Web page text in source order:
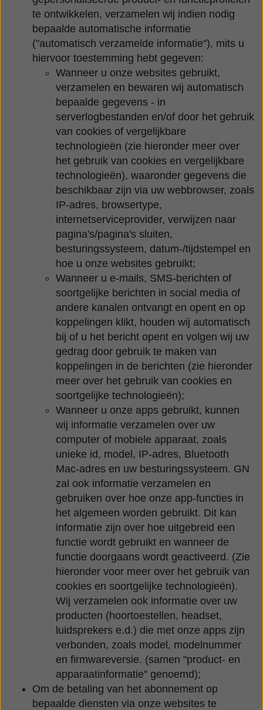
te ontwikkelen, verzamelen wij indien nodig
bepaalde automatische informatie
("automatisch verzamelde informatie"), mits u
hiervoor toestemming hebt gegeven:
Wanneer u onze websites gebruikt,
verzamelen en bewaren wij automatisch
bepaalde gegevens - in
serverlogbestanden en/of door het gebruik
van cookies of vergelijkbare
technologieën (zie hieronder meer over
het gebruik van cookies en vergelijkbare
technologieën), waaronder gegevens die
beschikbaar zijn via uw webbrowser, zoals
IP-adres, browsertype,
internetserviceprovider, verwijzen naar
pagina's/pagina's sluiten,
besturingssysteem, datum-/tijdstempel en
hoe u onze websites gebruikt;
Wanneer u e-mails, SMS-berichten of
soortgelijke berichten in social media of
andere kanalen ontvangt en opent en op
koppelingen klikt, houden wij automatisch
bij of u het bericht opent en volgen wij uw
gedrag door gebruik te maken van
koppelingen in de berichten (zie hieronder
meer over het gebruik van cookies en
soortgelijke technologieën);
Wanneer u onze apps gebruikt, kunnen
wij informatie verzamelen over uw
computer of mobiele apparaat, zoals
unieke id, model, IP-adres, Bluetooth
Mac-adres en uw besturingssysteem. GN
zal ook informatie verzamelen en
gebruiken over hoe onze app-functies in
het algemeen worden gebruikt. Dit kan
informatie zijn over hoe uitgebreid een
functie wordt gebruikt en wanneer de
functie doorgaans wordt geactiveerd. (Zie
hieronder voor meer over het gebruik van
cookies en soortgelijke technologieën).
Wij verzamelen ook informatie over uw
producten (hoortoestellen, headset,
luidsprekers e.d.) die met onze apps zijn
verbonden, zoals model, modelnummer
en firmwareversie. (samen "product- en
apparaatinformatie" genoemd);
Om de betaling van het abonnement op
bepaalde diensten via onze websites te